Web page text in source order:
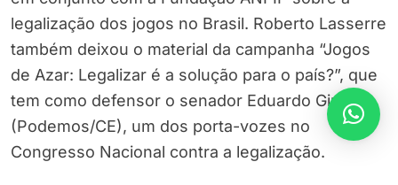
legalização dos jogos no Brasil. Roberto Lasserre
também deixou o material da campanha “Jogos
de Azar: Legalizar é a solução para o país?”, que
tem como defensor o senador Eduardo Girão
(Podemos/CE), um dos porta-vozes no
Congresso Nacional contra a legalização.